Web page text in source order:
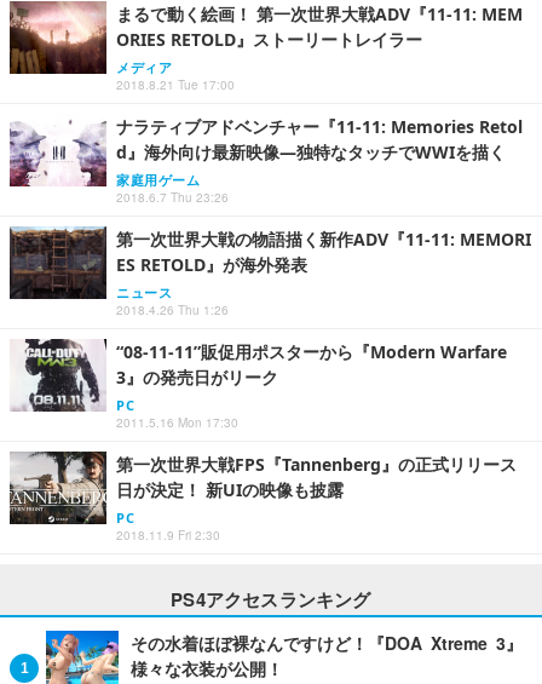
まるで動く絵画！ 第一次世界大戦ADV『11-11: MEM
ORIES RETOLD』ストーリートレイラー
メディア
2018.8.21 Tue 17:00
ナラティブアドベンチャー『11-11: Memories Retol
d』海外向け最新映像―独特なタッチでWWIを描く
家庭用ゲーム
2018.6.7 Thu 23:26
第一次世界大戦の物語描く新作ADV『11-11: MEMORI
ES RETOLD』が海外発表
ニュース
2018.4.26 Thu 1:26
“08-11-11”販促用ポスターから『Modern Warfare
3』の発売日がリーク
PC
2011.5.16 Mon 17:30
第一次世界大戦FPS『Tannenberg』の正式リリース
日が決定！ 新UIの映像も披露
PC
2018.11.9 Fri 2:30
PS4アクセスランキング
その水着ほぼ裸なんですけど！『DOA Xtreme 3』
様々な衣装が公開！